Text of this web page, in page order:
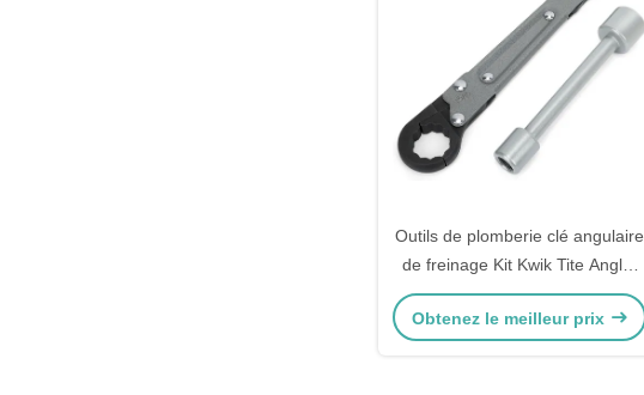
Outils de plomberie clé angulaire
de freinage Kit Kwik Tite Angle-
On clé réglable pour les
plombiers professionnels Noir et
Obtenez le meilleur prix